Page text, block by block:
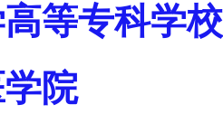
等专科学校
院